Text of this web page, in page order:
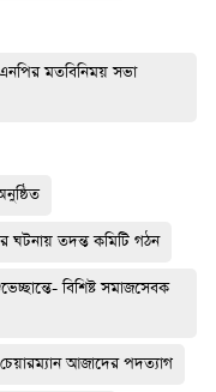
মতবিনিময় সভা
ঘটনায় তদন্ত কমিটি গঠন
বিশিষ্ট সমাজসেবক
আজাদের পদত্যাগ